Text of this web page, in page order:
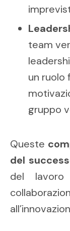
team
un ruolo
gruppo
Queste
del
del